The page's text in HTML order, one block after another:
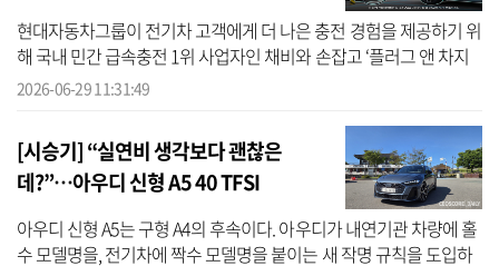
현대자동차그룹이 전기차 고객에게 더 나은 충전 경험을 제공하기 위
해 국내 민간 급속충전 1위 사업자인 채비와 손잡고 ‘플러그 앤 차지
(Plug & Charge, 이하 PnC)’ 도입을 가속화한다. 현대차그룹은 채비와
2026-06-29 11:31:49
[시승기] “실연비 생각보다 괜찮은
데?”…아우디 신형 A5 40 TFSI
아우디 신형 A5는 구형 A4의 후속이다. 아우디가 내연기관 차량에 홀
수 모델명을, 전기차에 짝수 모델명을 붙이는 새 작명 규칙을 도입하